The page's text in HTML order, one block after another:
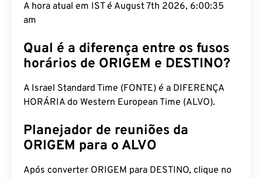
A hora atual em IST é August 7th 2026, 6:00:36
am
Qual é a diferença entre os fusos
horários de ORIGEM e DESTINO?
A Israel Standard Time (FONTE) é a DIFERENÇA
HORÁRIA do Western European Time (ALVO).
Planejador de reuniões da
ORIGEM para o ALVO
Após converter ORIGEM para DESTINO, clique no